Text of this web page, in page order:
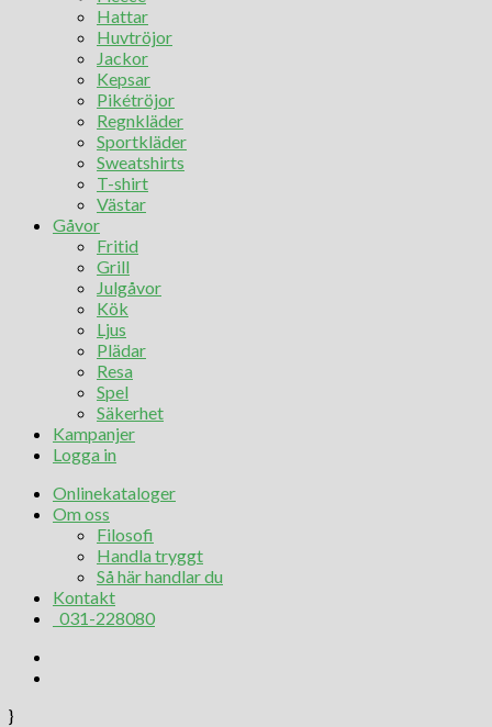
Hattar
Huvtröjor
Jackor
Kepsar
Pikétröjor
Regnkläder
Sportkläder
Sweatshirts
T-shirt
Västar
Gåvor
Fritid
Grill
Julgåvor
Kök
Ljus
Plädar
Resa
Spel
Säkerhet
Kampanjer
Logga in
Onlinekataloger
Om oss
Filosofi
Handla tryggt
Så här handlar du
Kontakt
031-228080
}